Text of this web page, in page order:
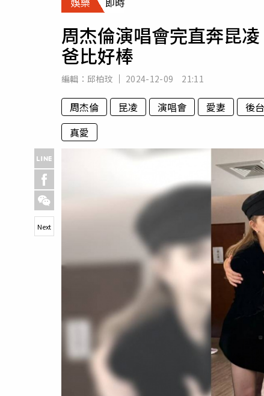
專欄
周杰倫演唱會完直奔昆
爸比好棒
編輯： 邱柏玟 2024-12-09 21:11
周杰倫 昆凌 演唱會 愛妻 後台
真愛
Next